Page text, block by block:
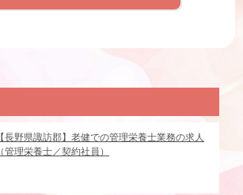
【長野県諏訪郡】老健での管理栄養士業務の求人
（管理栄養士／契約社員）